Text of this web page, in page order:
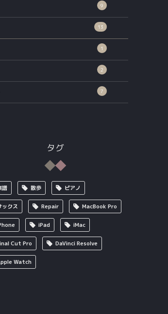
9
13
1
2
7
タグ
譜 散歩 ピアノ
ックス Repair MacBook Pro
iPad iMac
Cut Pro DaVinci Resolve
Watch